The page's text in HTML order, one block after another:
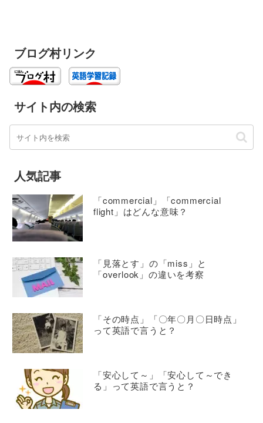
ブログ村リンク
サイト内の検索
人気記事
「commercial」「commercial
flight」はどんな意味？
「見落とす」の「miss」と
「overlook」の違いを考察
「その時点」「〇年〇月〇日時点」
って英語で言うと？
「安心して～」「安心して～でき
る」って英語で言うと？